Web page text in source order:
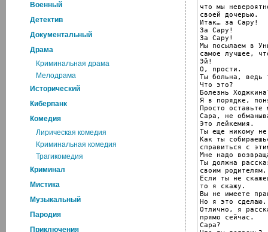
Военный
Детектив
Документальный
Драма
Криминальная драма
Мелодрама
Исторический
Киберпанк
Комедия
Лирическая комедия
Криминальная комедия
Трагикомедия
Криминал
Мистика
Музыкальный
Пародия
Приключения
что мы
своей дочерью.
Итак… за Сару!
За Сару!
За Сару!
Мы посылаем в
самое лучшее,
Эй!
О, прости.
Ты больна, ведь
Что это?
Болезнь
Я в порядке,
Просто
Сара, не
Это лейкемия.
Ты еще никому не
Как ты
справиться с
Мне надо
Ты должна
своим родителям.
Если ты не
то я скажу.
Вы не имеете
Но я это сделаю.
Отлично, я
прямо сейчас.
Сара?